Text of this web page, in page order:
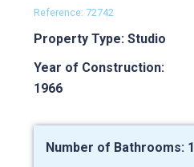
Reference: 72742
Property Type: Studio
Year of Construction:
1966
Number of Bathrooms: 1